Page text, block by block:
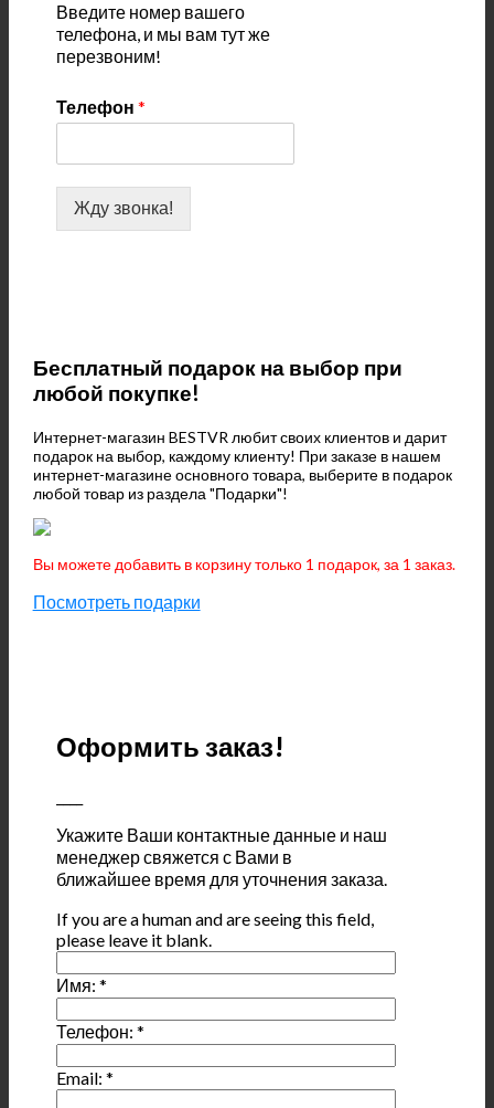
Введите номер вашего
телефона, и мы вам тут же
перезвоним!
Телефон*
Жду звонка!
Бесплатный подарок на выбор при
любой покупке!
Интернет-магазин BESTVR любит своих клиентов и дарит
подарок на выбор, каждому клиенту! При заказе в нашем
интернет-магазине основного товара, выберите в подарок
любой товар из раздела "Подарки"!
Вы можете добавить в корзину только 1 подарок, за 1 заказ.
Посмотреть подарки
Оформить заказ!
Укажите Ваши контактные данные и наш
менеджер свяжется с Вами в
ближайшее время для уточнения заказа.
If you are a human and are seeing this field,
please leave it blank.
Имя:*
Телефон:*
Email:*